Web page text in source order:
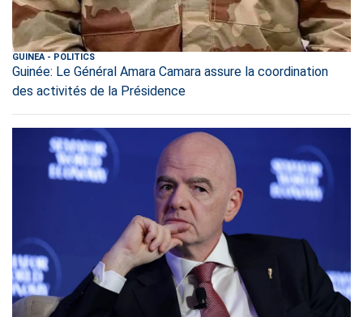
GUINEA- POLITICS
Guinée: Le Général Amara Camara assure la coordination
des activités de la Présidence